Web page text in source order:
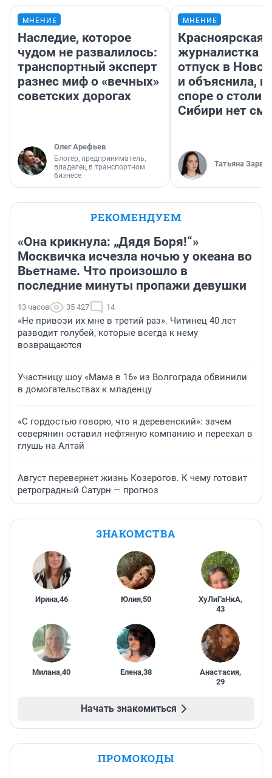
МНЕНИЕ
Наследие, которое
чудом не развалилось:
транспортный эксперт
разнес миф о «вечных»
советских дорогах
Олег Арефьев
Блогер, предприниматель,
владелец в транспортном
бизнесе
МНЕНИЕ
Красноярская
журналистка
отпуск в
и объяснила,
споре о
Сибири нет
Татьяна Зарва
РЕКОМЕНДУЕМ
«Она крикнула: „Дядя Боря!“»
Москвичка исчезла ночью у океана во
Вьетнаме. Что произошло в
последние минуты пропажи девушки
13 часов 35 427 14
«Не привози их мне в третий раз». Читинец 40 лет
разводит голубей, которые всегда к нему
возвращаются
Участницу шоу «Мама в 16» из Волгограда обвинили
в домогательствах к младенцу
«С гордостью говорю, что я деревенский»: зачем
северянин оставил нефтяную компанию и переехал в
глушь на Алтай
Август перевернет жизнь Козерогов. К чему готовит
ретроградный Сатурн — прогноз
ЗНАКОМСТВА
Ирина,46 Юлия,50 ХуЛиГаНкА,
43
Милана,40 Елена,38 Анастасия,
29
Начать знакомиться
ПРОМОКОДЫ